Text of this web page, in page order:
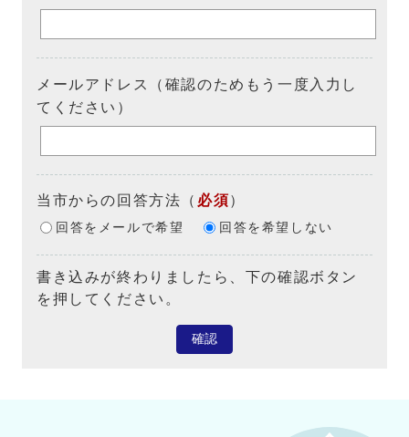
メールアドレス（確認のためもう一度入力し
てください）
当市からの回答方法 （ 必須）
回答をメールで希望 回答を希望しない
書き込みが終わりましたら、下の確認ボタン
を押してください。
確認